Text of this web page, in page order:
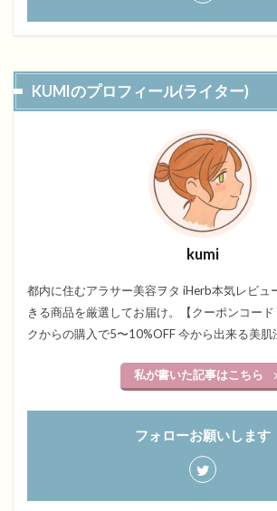
KUMIのプロフィール(ライター)
kumi
都内に住むアラサー美容ヲタ iHerb本気レビュ
きる商品を厳選してお届け。【クーポンコー
クからの購入で5〜10%OFF 今から出来る美肌
私が書いた記事はこちら
フォローお願いします